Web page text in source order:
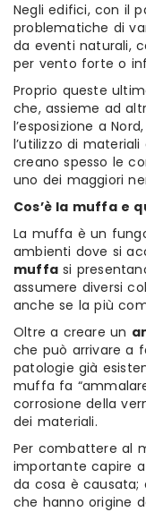
Negli edifici, con il
problematiche di
da eventi naturali,
per vento forte o
Proprio queste
che, assieme ad
l’esposizione a
l’utilizzo di
creano spesso le
uno dei maggiori
Cos’è la muffa e
La muffa è un
ambienti dove si
muffa si
assumere diversi
anche se la più
Oltre a creare un
che può arrivare a
patologie già
muffa fa
corrosione della
dei materiali.
Per combattere al
importante capire
da cosa è
che hanno origine